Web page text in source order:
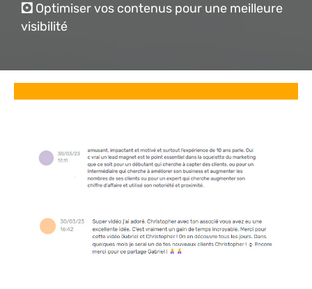
🖸 Optimiser vos contenus pour une meilleure
visibilité